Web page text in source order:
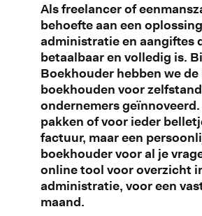
Als freelancer of
behoefte aan een
administratie en aangiftes
betaalbaar en volledig is.
Boekhouder hebben we de
boekhouden voor
ondernemers
pakken of voor ieder
factuur, maar een
boekhouder voor al je
online tool voor overzicht
administratie, voor een
maand.